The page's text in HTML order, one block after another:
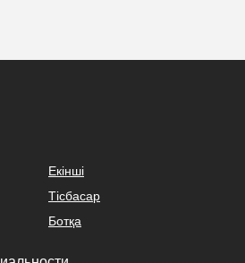
Екінші
Тісбасар
Ботқа